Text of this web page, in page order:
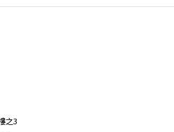
之3